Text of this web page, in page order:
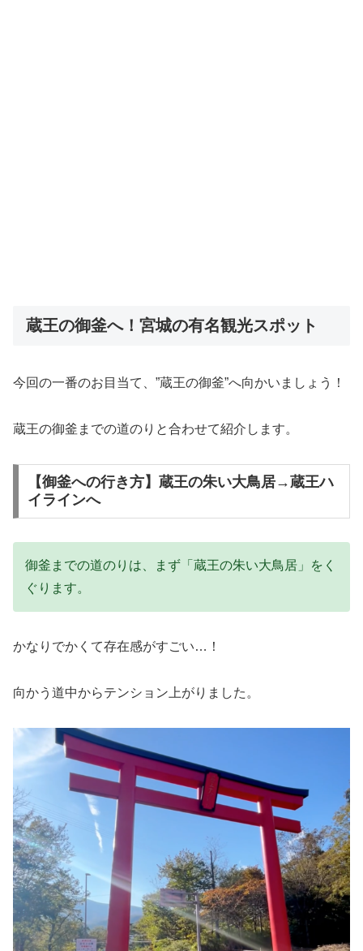
蔵王の御釜へ！宮城の有名観光スポット
今回の一番のお目当て、”蔵王の御釜”へ向かいましょう！
蔵王の御釜までの道のりと合わせて紹介します。
【御釜への行き方】蔵王の朱い大鳥居→蔵王ハ
イラインへ
御釜までの道のりは、まず「蔵王の朱い大鳥居」をく
ぐります。
かなりでかくて存在感がすごい…！
向かう道中からテンション上がりました。